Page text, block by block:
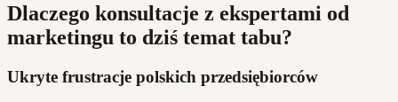
Dlaczego konsultacje z ekspertami od
marketingu to dziś temat tabu?
Ukryte frustracje polskich przedsiębiorców